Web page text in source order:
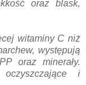
oraz blask,
witaminy C niż
występują
oraz minerały.
oczyszczające i